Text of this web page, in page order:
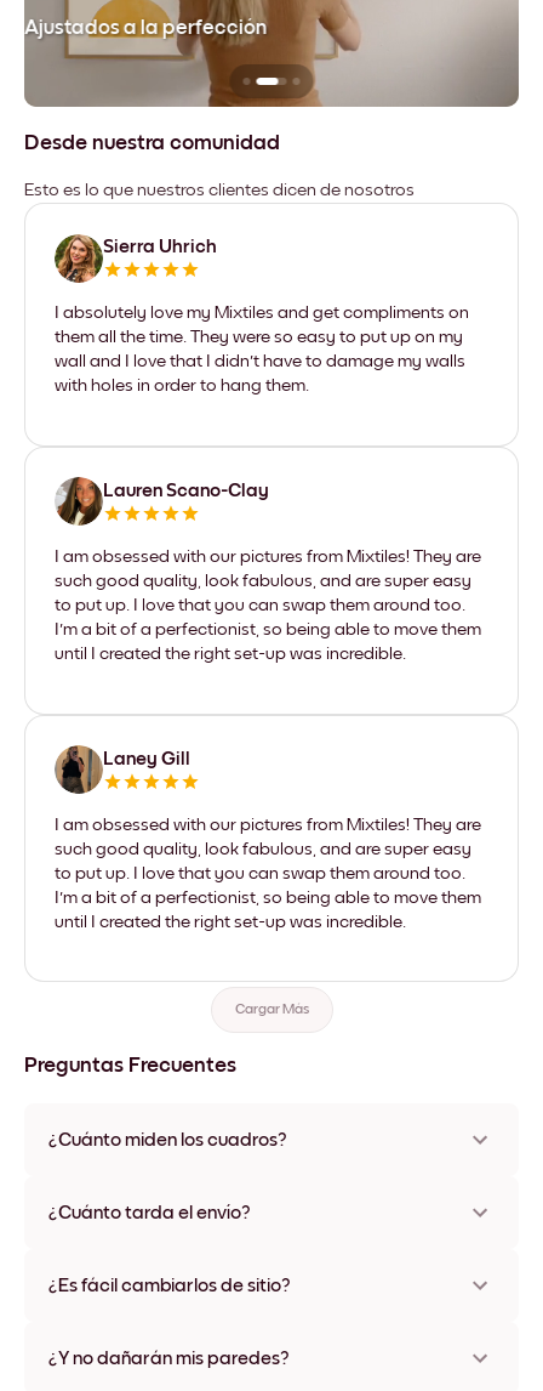
Ajustados a la perfección
Desde nuestra comunidad
Esto es lo que nuestros clientes dicen de nosotros
Sierra Uhrich
I absolutely love my Mixtiles and get compliments on
them all the time. They were so easy to put up on my
wall and I love that I didn't have to damage my walls
with holes in order to hang them.
Lauren Scano-Clay
I am obsessed with our pictures from Mixtiles! They are
such good quality, look fabulous, and are super easy
to put up. I love that you can swap them around too.
I'm a bit of a perfectionist, so being able to move them
until I created the right set-up was incredible.
Laney Gill
I am obsessed with our pictures from Mixtiles! They are
such good quality, look fabulous, and are super easy
to put up. I love that you can swap them around too.
I'm a bit of a perfectionist, so being able to move them
until I created the right set-up was incredible.
Cargar Más
Preguntas Frecuentes
¿Cuánto miden los cuadros?
varios materiales y colores de marco, incluidas opciones sin
¿Cuánto tarda el envío?
disponibles en algunos países. Te enviaremos un número de
¿Es fácil cambiarlos de sitio?
ningún daño
¿Y no dañarán mis paredes?